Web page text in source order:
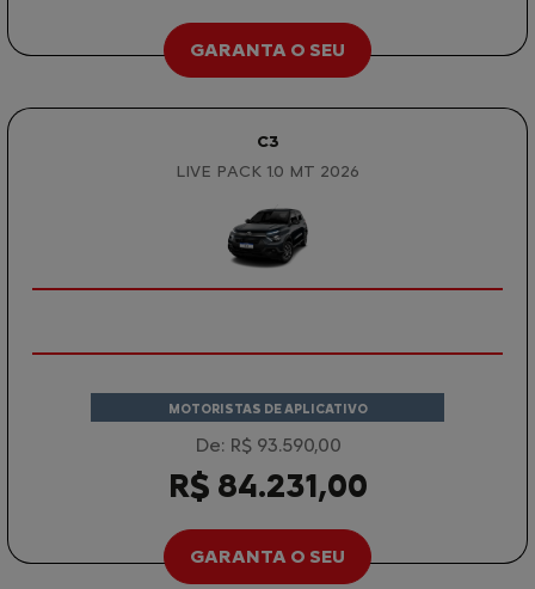
GARANTA O SEU
C3
LIVE PACK 1.0 MT 2026
MOTORISTAS DE APLICATIVO
De: R$ 93.590,00
R$ 84.231,00
GARANTA O SEU